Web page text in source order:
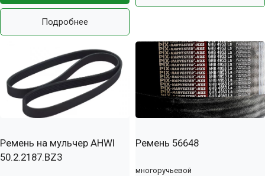
Подробнее
Ремень на мульчер AHWI
50.2.2187.BZ3
Ремень 56648
многоручьевой